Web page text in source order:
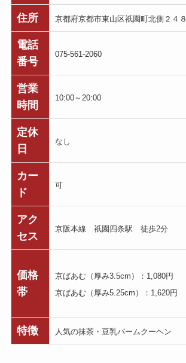
住所 京都府京都市東山区祇園町北側２４８
電話
番号
075-561-2060
営業
時間
10:00～20:00
定休
日
なし
カー
ド
可
アク
セス
京阪本線 祇園四条駅 徒歩2分
価格
帯
京ばあむ（厚み3.5cm）：1,080円
京ばあむ（厚み5.25cm）：1,620円
特徴 人気の抹茶・豆乳バームクーヘン